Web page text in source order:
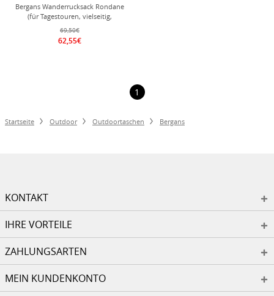
Bergans Wanderrucksack Rondane
(für Tagestouren, vielseitig,
funktionell) schwarz 30 Liter
69,50€
62,55€
1
Startseite Outdoor Outdoortaschen Bergans
KONTAKT
IHRE VORTEILE
ZAHLUNGSARTEN
MEIN KUNDENKONTO